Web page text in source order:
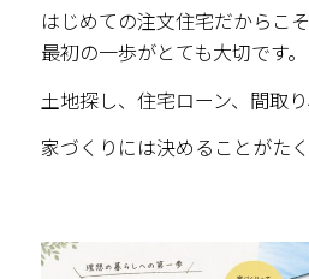
はじめての注文住宅だからこそ
最初の一歩がとても大切です。
土地探し、住宅ローン、間取り
家づくりには決めることがたく